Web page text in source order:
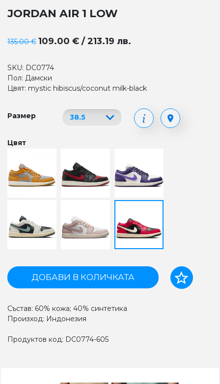
JORDAN AIR 1 LOW
135.00 € 109.00 € / 213.19 лв.
SKU: DC0774
Пол: Дамски
Цвят: mystic hibiscus/coconut milk-black
Размер
Цвят
ДОБАВИ В КОЛИЧКАТА
Състав: 60% кожа; 40% синтетика
Произход: Индонезия
Продуктов код: DC0774-605